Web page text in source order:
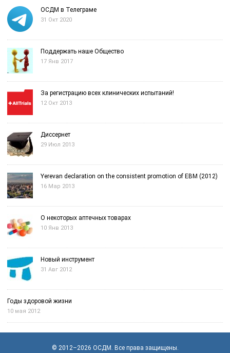
ОСДМ в Телеграме
31 Окт 2020
Поддержать наше Общество
17 Янв 2017
За регистрацию всех клинических испытаний!
12 Окт 2013
Диссернет
29 Июл 2013
Yerevan declaration on the consistent promotion of EBM (2012)
16 Мар 2013
О некоторых аптечных товарах
10 Янв 2013
Новый инструмент
31 Авг 2012
Годы здоровой жизни
10 мая 2012
© 2012–2026 OСДМ . Все права защищены.